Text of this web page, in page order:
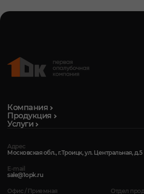
Компания
Продукция
Услуги
Адрес
Московская обл., г.Троицк, ул. Центральная, д.5
E-mail
sale@1opk.ru
Офис / Приемная
Отдел